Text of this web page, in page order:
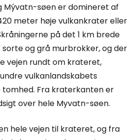
Mývatn-søen er domineret af
meter høje vulkankrater eller
på det 1 km brede
og grå murbrokker, og der
vejen rundt om krateret,
vulkanlandskabets
Fra kraterkanten er
over hele Myvatn-søen.
hele vejen til krateret, og fra